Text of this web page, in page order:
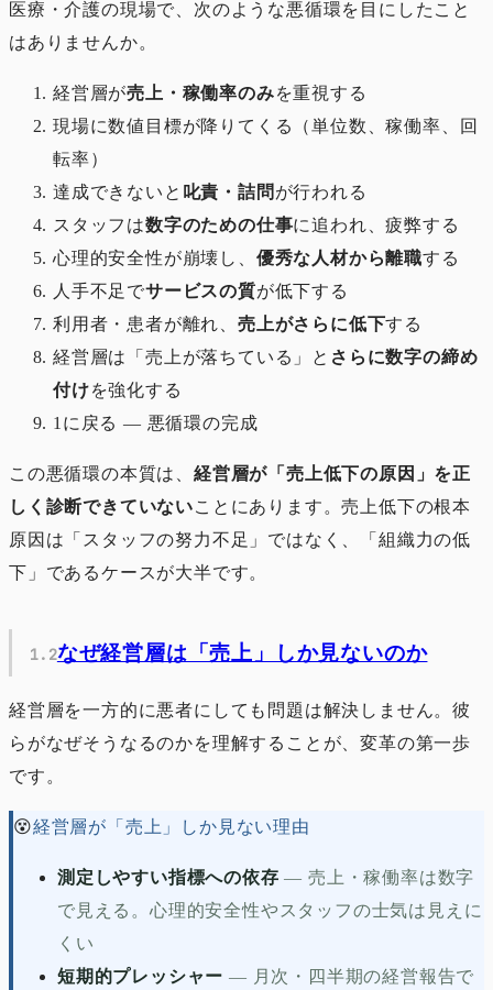
医療・介護の現場で、次のような悪循環を目にしたこと
はありませんか。
経営層が売上・稼働率のみを重視する
現場に数値目標が降りてくる（単位数、稼働率、回
転率）
達成できないと 叱責・詰問 が行われる
スタッフは数字のための仕事に追われ、疲弊する
心理的安全性が崩壊し、 優秀な人材から離職する
人手不足でサービスの質が低下する
利用者・患者が離れ、 売上がさらに低下する
経営層は「売上が落ちている」と さらに数字の締め
付けを強化する
1に戻る ― 悪循環の完成
この悪循環の本質は、 経営層が「売上低下の原因」を正
しく診断できていないことにあります。売上低下の根本
原因は「スタッフの努力不足」ではなく、「組織力の低
下」であるケースが大半です。
なぜ経営層は「売上」しか見ないのか
経営層を一方的に悪者にしても問題は解決しません。彼
らがなぜそうなるのかを理解することが、変革の第一歩
です。
😵経営層が「売上」しか見ない理由
測定しやすい指標への依存 —売上・稼働率は数字
で見える。心理的安全性やスタッフの士気は見えに
くい
短期的プレッシャー — 月次・四半期の経営報告で